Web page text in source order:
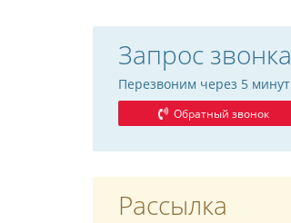
Запрос звонка
Перезвоним через 5 минут
Обратный звонок
Рассылка